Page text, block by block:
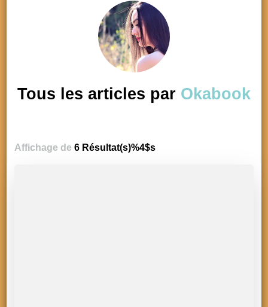
Tous les articles par Okabook
Affichage de 6 Résultat(s)%4$s